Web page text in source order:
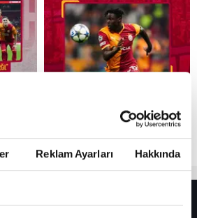
Reklam Ayarları Hakkında